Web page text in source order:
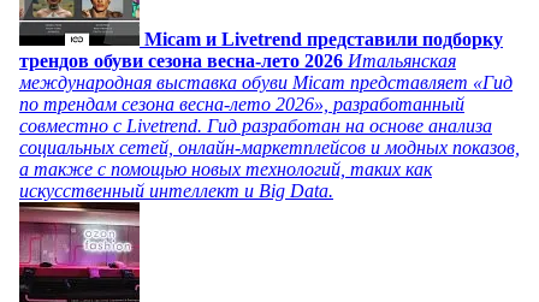
Micam и Livetrend представили подборку
трендов обуви сезона весна-лето 2026 Итальянская
международная выставка обуви Micam представляет «Гид
по трендам сезона весна-лето 2026», разработанный
совместно с Livetrend. Гид разработан на основе анализа
социальных сетей, онлайн-маркетплейсов и модных показов,
а также с помощью новых технологий, таких как
искусственный интеллект и Big Data.